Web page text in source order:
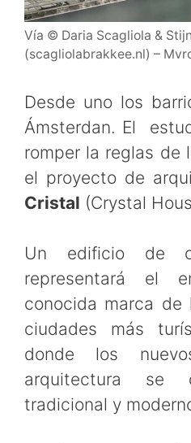
Vía © Daria Scagliola &
(scagliolabrakkee.nl) –
Desde uno los
Ámsterdan. El
romper la reglas de
el proyecto de
Cristal (Crystal
Un edificio de
representará el
conocida marca
ciudades más
donde los
arquitectura se
tradicional y